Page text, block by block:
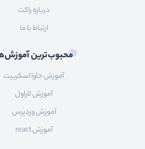
درباره راکت
ارتباط با ما
محبوب‌ترین
آموزش جاوا اسکریپت
آموزش لاراول
آموزش وردپرس
آموزش react